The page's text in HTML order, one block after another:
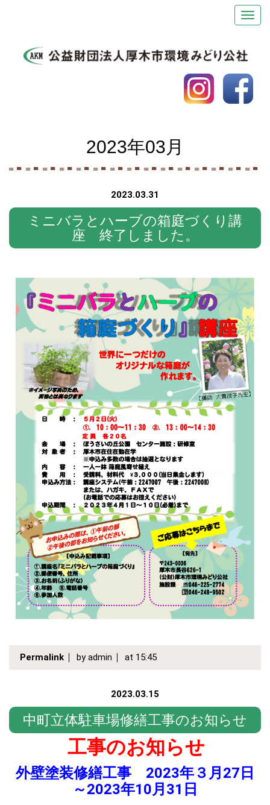
2023年03月
2023.03.31
ミニバラとハーブの箱庭づくり講
座 終了しました。
Permalink by admin at 15:45
2023.03.15
中町立体駐車場修繕工事のお知らせ
工事のお知らせ
外壁塗装修繕工事 2023年３月27日
～2023年10月31日